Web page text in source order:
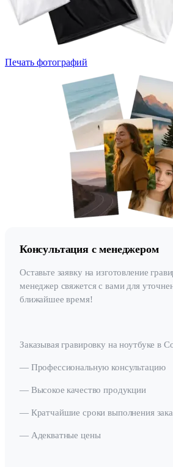
Печать фотографий
Консультация с менеджером
Оставьте заявку на изготовление
менеджер свяжется с вами для
ближайшее время!
Заказывая гравировку на ноутбуке в
— Профессиональную консультацию
— Высокое качество продукции
— Кратчайшие сроки выполнения
— Адекватные цены